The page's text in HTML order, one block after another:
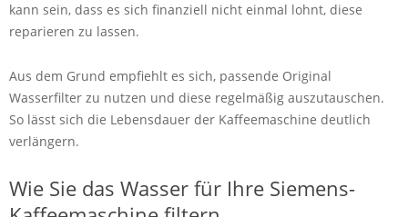
kann sein, dass es sich finanziell nicht einmal lohnt, diese
reparieren zu lassen.
Aus dem Grund empfiehlt es sich, passende Original
Wasserfilter zu nutzen und diese regelmäßig auszutauschen.
So lässt sich die Lebensdauer der Kaffeemaschine deutlich
verlängern.
Wie Sie das Wasser für Ihre Siemens-